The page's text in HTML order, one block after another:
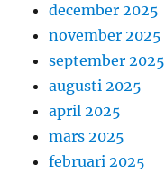
december 2025
november 2025
september 2025
augusti 2025
april 2025
mars 2025
februari 2025